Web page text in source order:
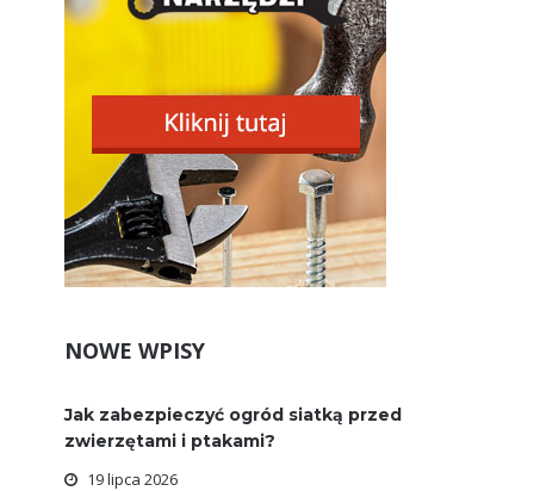
NOWE WPISY
Jak zabezpieczyć ogród siatką przed
zwierzętami i ptakami?
19 lipca 2026